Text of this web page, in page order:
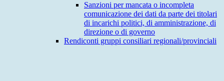
Sanzioni per mancata o incompleta
comunicazione dei dati da parte dei titolari
di incarichi politici, di amministrazione, di
direzione o di governo
Rendiconti gruppi consiliari regionali/provinciali